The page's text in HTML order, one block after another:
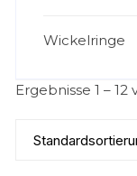
Ergebnisse 1 –
Wickelringe